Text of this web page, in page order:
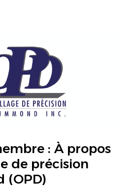
: À propos
de précision
(OPD)